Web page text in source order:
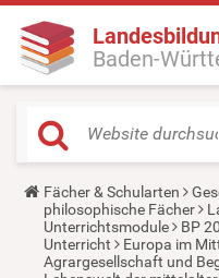
Baden-
Y
o
u
a
r
Fächer & Schularten
philosophische Fächer
Unterrichtsmodule
BP
Unterricht
Europa im
Agrargesellschaft und